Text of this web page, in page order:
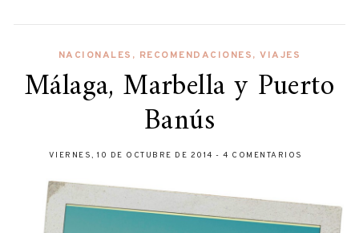
NACIONALES , RECOMENDACIONES,VIAJES
Málaga, Marbella y Puerto
Banús
VIERNES, 10 DE OCTUBRE DE 2014 - 4 COMENTARIOS